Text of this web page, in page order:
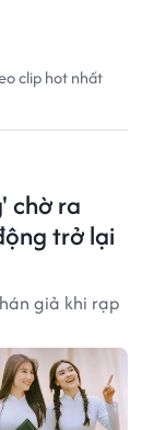
clip hot nhất
chờ ra
trở lại
giả khi rạp